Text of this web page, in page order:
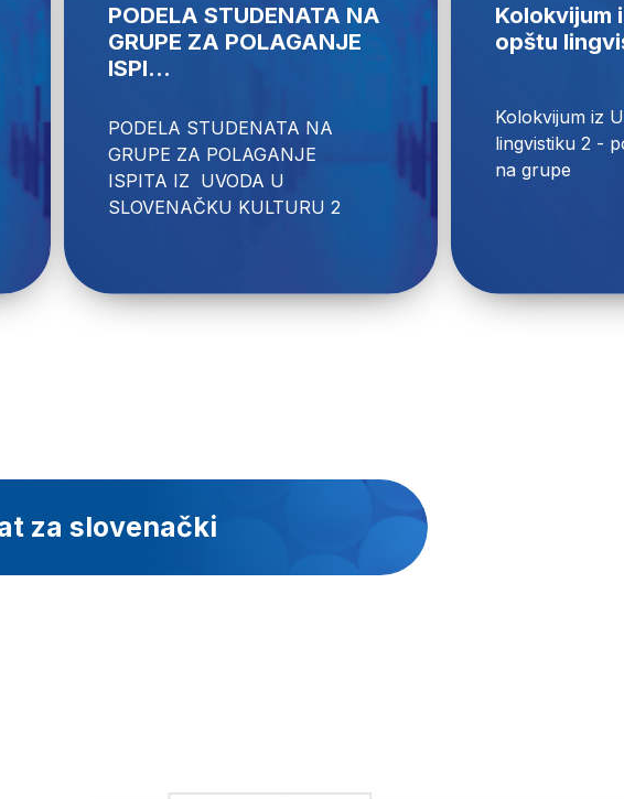
PODELA STUDENATA NA
GRUPE ZA POLAGANJE
ISPI...
PODELA STUDENATA NA
GRUPE ZA POLAGANJE
ISPITA IZ  UVODA U
SLOVENAČKU KULTURU 2
Kolokvijum
opštu
Kolokvijum iz
lingvistiku 2 -
za slovenački